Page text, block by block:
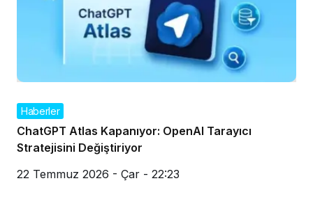
Haberler
ChatGPT Atlas Kapanıyor: OpenAI Tarayıcı
Stratejisini Değiştiriyor
22 Temmuz 2026 - Çar - 22:23